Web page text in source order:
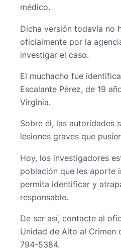
médico.
Dicha versión todavía no
oficialmente por la
investigar el caso.
El muchacho fue
Escalante Pérez, de 19
Virginia.
Sobre él, las autoridades
lesiones graves que
Hoy, los investigadores
población que les aporte
permita identificar y
responsable.
De ser así, contacte al
Unidad de Alto al Crimen
794-5384.